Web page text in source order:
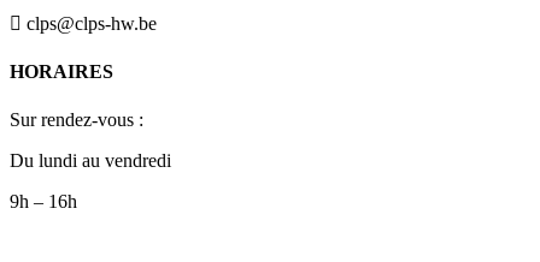
 clps@clps-hw.be
HORAIRES
Sur rendez-vous :
Du lundi au vendredi
9h – 16h